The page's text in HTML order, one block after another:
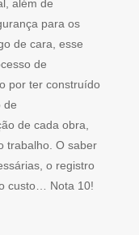
além de
para os
de cara, esse
de
por ter construído
de
de cada obra,
trabalho. O saber
o registro
custo… Nota 10!